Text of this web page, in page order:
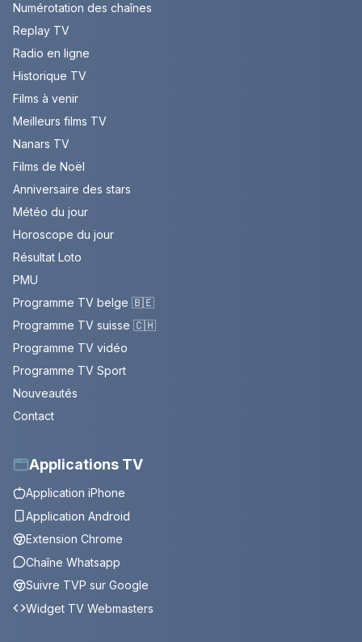
Numérotation des chaînes
Replay TV
Radio en ligne
Historique TV
Films à venir
Meilleurs films TV
Nanars TV
Films de Noël
Anniversaire des stars
Météo du jour
Horoscope du jour
Résultat Loto
PMU
Programme TV belge 🇧🇪
Programme TV suisse 🇨🇭
Programme TV vidéo
Programme TV Sport
Nouveautés
Contact
Applications TV
Application iPhone
Application Android
Extension Chrome
Chaîne Whatsapp
Suivre TVP sur Google
Widget TV Webmasters